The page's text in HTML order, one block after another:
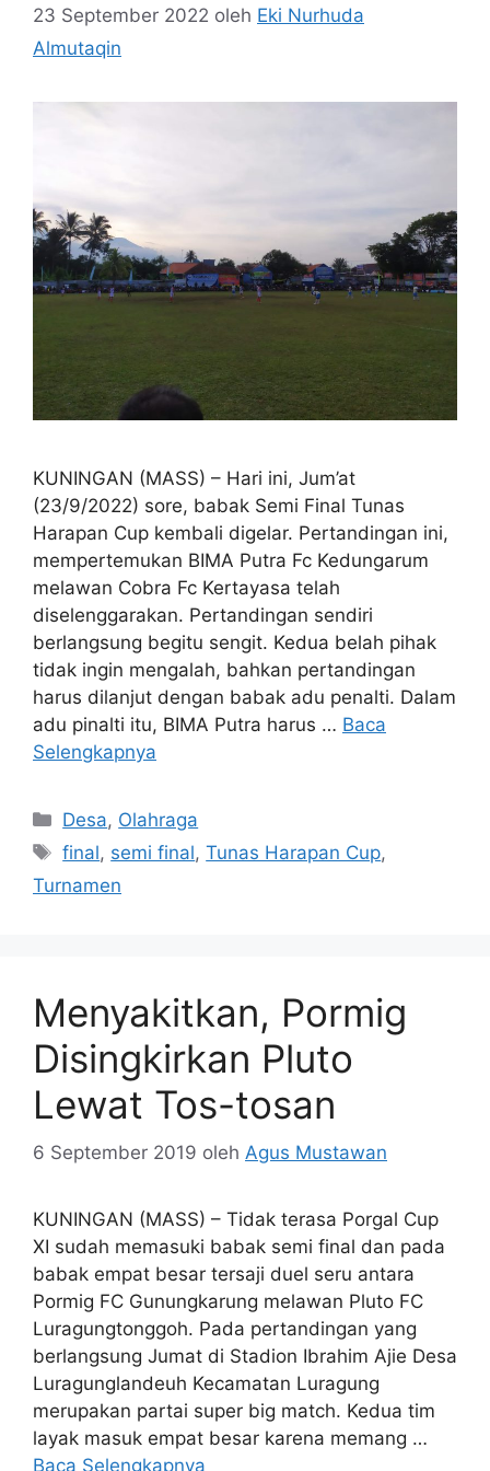
23 September 2022 oleh Eki Nurhuda
Almutaqin
KUNINGAN (MASS) – Hari ini, Jum’at
(23/9/2022) sore, babak Semi Final Tunas
Harapan Cup kembali digelar. Pertandingan ini,
mempertemukan BIMA Putra Fc Kedungarum
melawan Cobra Fc Kertayasa telah
diselenggarakan. Pertandingan sendiri
berlangsung begitu sengit. Kedua belah pihak
tidak ingin mengalah, bahkan pertandingan
harus dilanjut dengan babak adu penalti. Dalam
adu pinalti itu, BIMA Putra harus … Baca
Selengkapnya
Kategori
Desa, Olahraga
Tag
final, semi final,Tunas Harapan Cup,
Turnamen
Menyakitkan, Pormig
Disingkirkan Pluto
Lewat Tos-tosan
6 September 2019 oleh Agus Mustawan
KUNINGAN (MASS) – Tidak terasa Porgal Cup
XI sudah memasuki babak semi final dan pada
babak empat besar tersaji duel seru antara
Pormig FC Gunungkarung melawan Pluto FC
Luragungtonggoh. Pada pertandingan yang
berlangsung Jumat di Stadion Ibrahim Ajie Desa
Luragunglandeuh Kecamatan Luragung
merupakan partai super big match. Kedua tim
layak masuk empat besar karena memang …
Baca Selengkapnya